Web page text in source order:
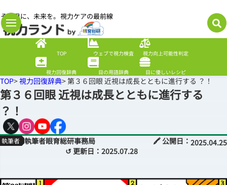
その目に、未来を。視力ケアの最前線
TOP ウェブで視力検査 視力向上可能性判定
視力回復辞典 目の用語辞典 目に優しいレシピ
TOP>視力回復辞典> 第３６回眼 近視は成長とともに進行する ？！
第３６回眼 近視は成長とともに進行する
？！
執筆者眼育総研事務局 🖍 公開日： 2025.04.25
↺ 更新日： 2025.07.28